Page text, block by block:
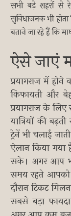
सभी बड़े शहरों से
सुविधाजनक भी
बताने जा रहे हैं कि
ऐसे जाएं
प्रयागराज में
किफायती और
प्रयागराज के लिए
यात्रियों की
ट्रेनें भी चलाई
ऐलान किया गया
सके। अगर आप
समय रहते आपको
दौरान टिकट
सबसे बड़ा